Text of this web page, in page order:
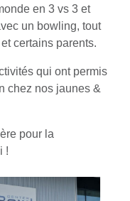
en 3 vs 3 et
un bowling, tout
certains parents.
qui ont permis
chez nos jaunes &
pour la
!